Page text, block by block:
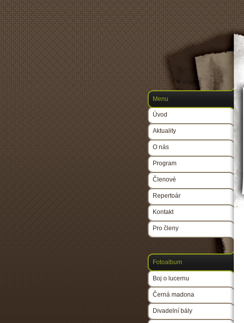
Menu
Úvod
Aktuality
O nás
Program
Členové
Repertoár
Kontakt
Pro členy
Fotoalbum
Boj o lucernu
Černá madona
Divadelní bály